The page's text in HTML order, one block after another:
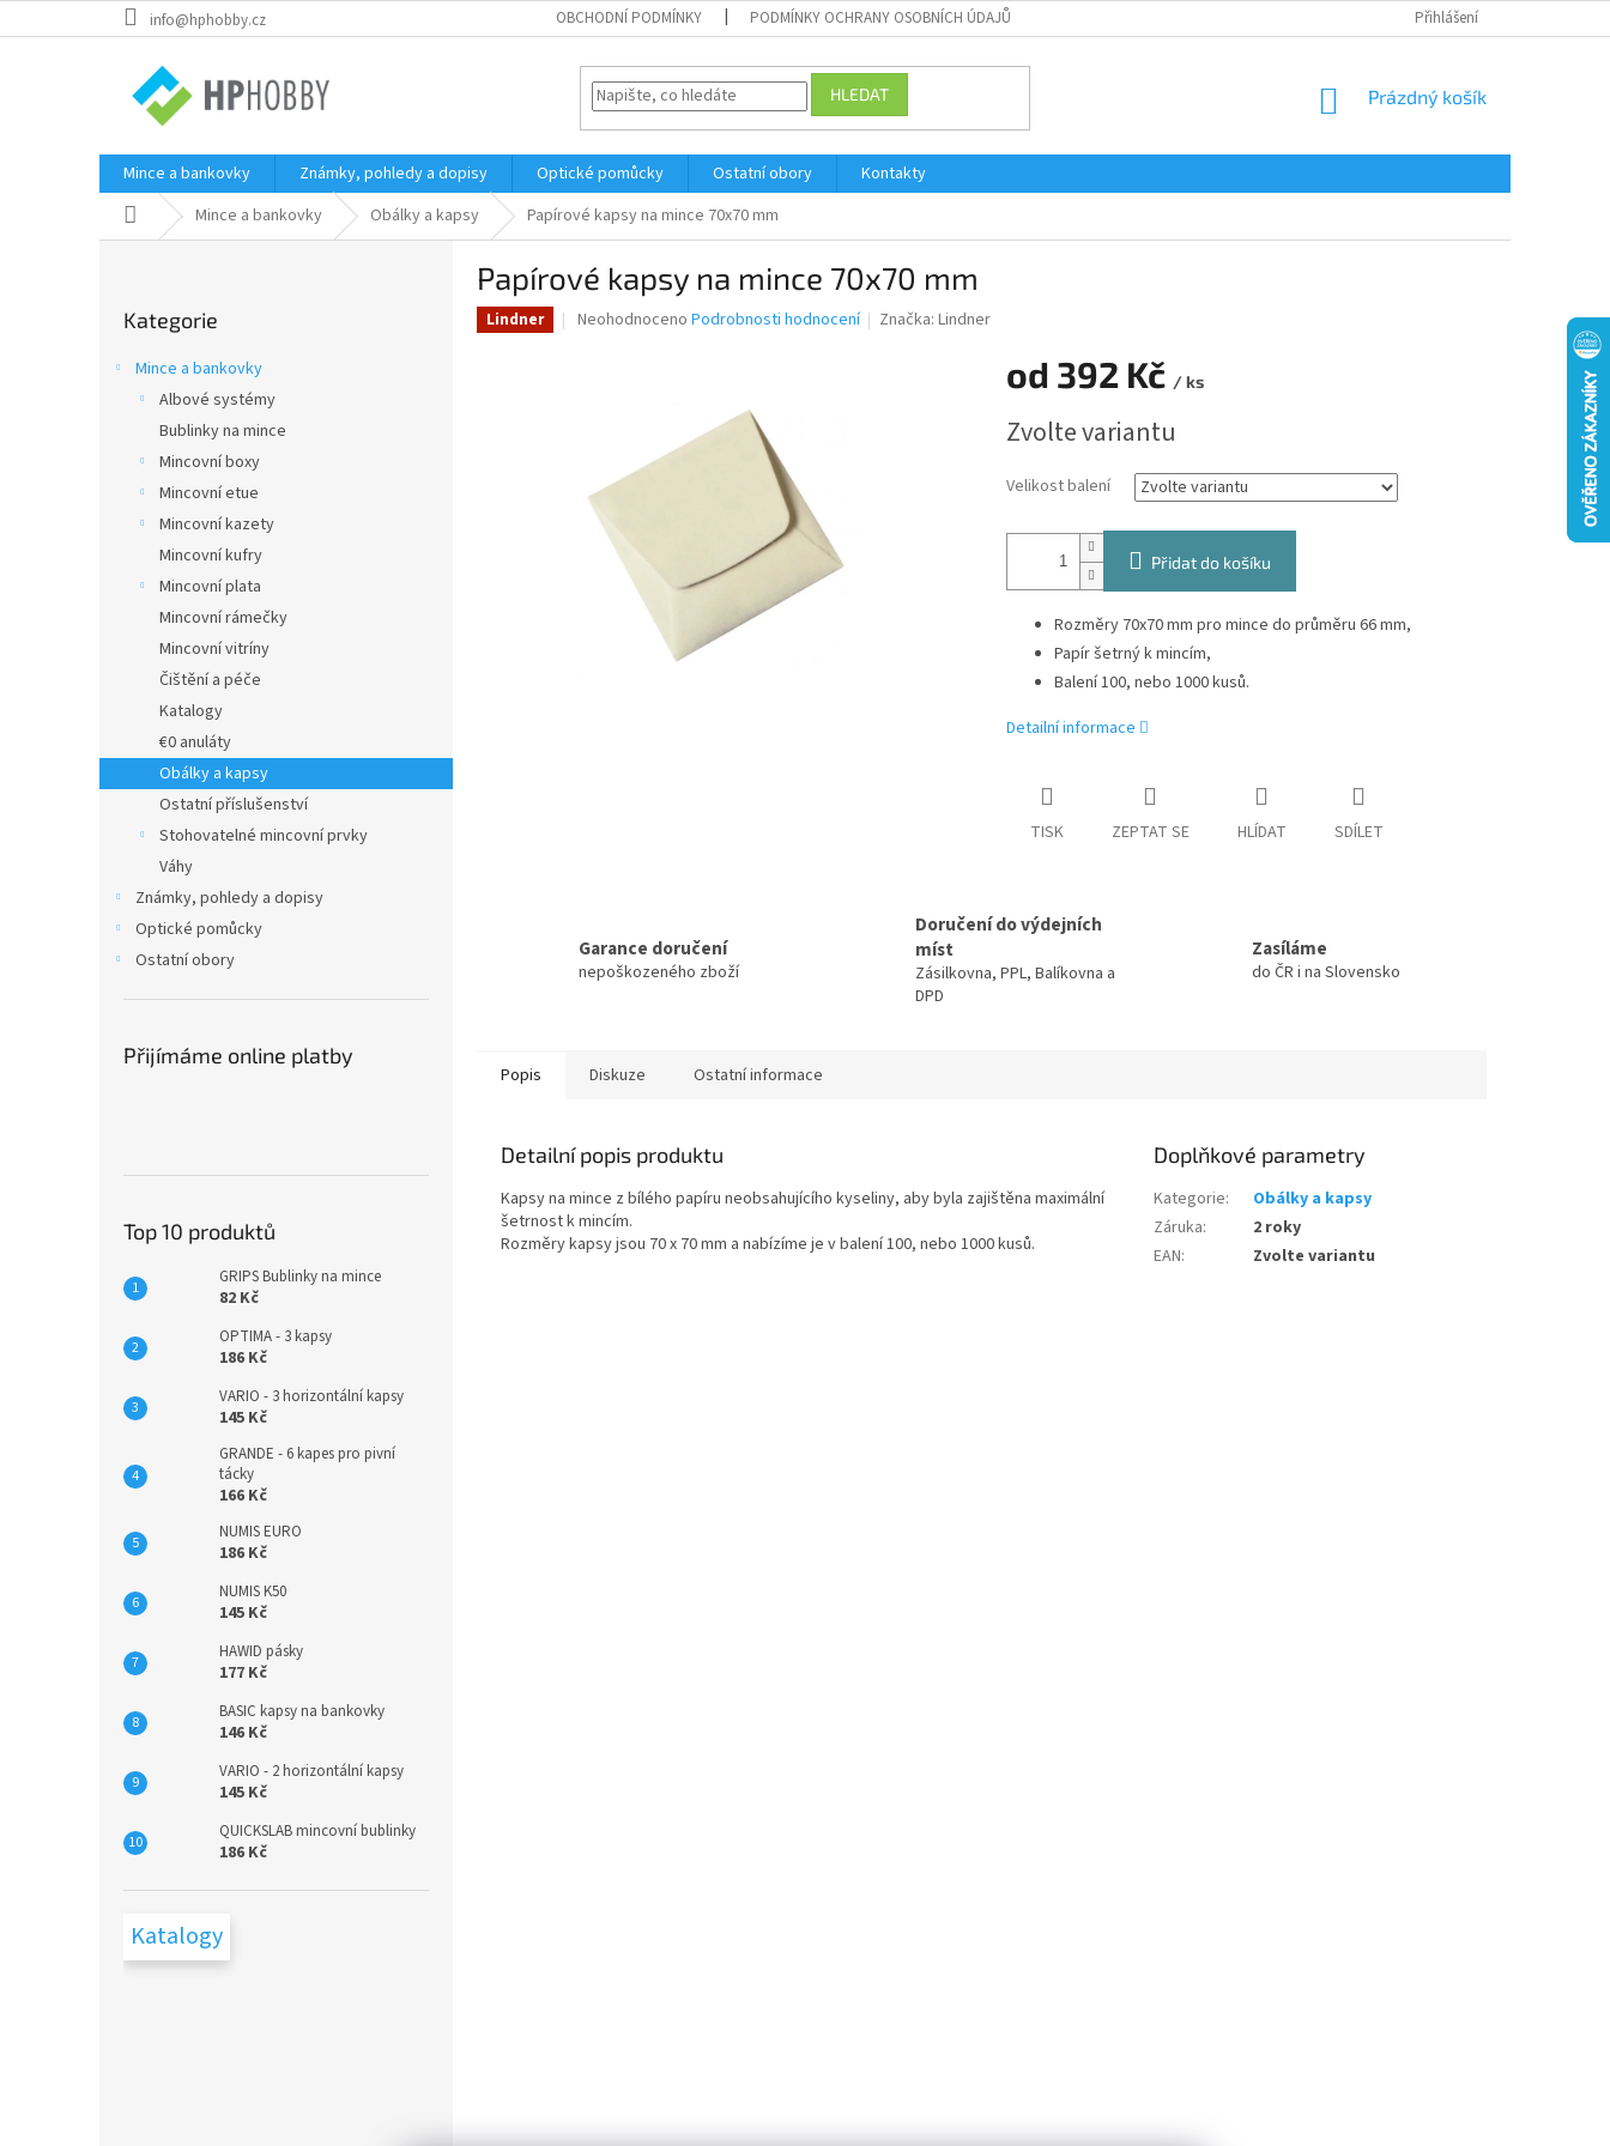
na
info@hphobby.cz OBCHODNÍ PODMÍNKY PODMÍNKY OCHRANY OSOBNÍCH ÚDAJŮ Přihlášení
HLEDAT
NÁKUPNÍ
Prázdný košík
Mince a bankovky Známky, pohledy a dopisy Optické pomůcky Ostatní obory
Kontakty
Domů Mince a bankovky Obálky a kapsy Papírové kapsy na mince 70x70 mm
kategorie
Kategorie
Mince a bankovky
Albové systémy
Bublinky na mince
Mincovní boxy
Mincovní etue
Mincovní kazety
Mincovní kufry
Mincovní plata
Mincovní rámečky
Mincovní vitríny
Čištění a péče
Katalogy
€0 anuláty
Obálky a kapsy
Ostatní příslušenství
Stohovatelné mincovní prvky
Váhy
Známky, pohledy a dopisy
Optické pomůcky
Ostatní obory
Přijímáme online platby
Top 10 produktů
GRIPS Bublinky na mince
82 Kč
OPTIMA - 3 kapsy
186 Kč
VARIO - 3 horizontální kapsy
145 Kč
GRANDE - 6 kapes pro pivní
tácky
166 Kč
NUMIS EURO
186 Kč
NUMIS K50
145 Kč
HAWID pásky
177 Kč
BASIC kapsy na bankovky
146 Kč
VARIO - 2 horizontální kapsy
145 Kč
QUICKSLAB mincovní bublinky
186 Kč
Katalogy
Papírové kapsy na mince 70x70 mm
Lindner
Průměrné
hvězdiček.
Neohodnoceno Podrobnosti hodnocení Značka:Lindner
od 392 Kč / ks
cena:
Zvolte variantu
Velikost balení
Přidat do košíku
Rozměry 70x70 mm pro mince do průměru 66 mm,
Papír šetrný k mincím,
Balení 100, nebo 1000 kusů.
Detailní informace
TISK ZEPTAT SE HLÍDAT SDÍLET
Garance doručení
nepoškozeného zboží
Doručení do výdejních
míst
Zásilkovna, PPL, Balíkovna a
DPD
Zasíláme
do ČR i na Slovensko
Popis Diskuze Ostatní informace
Detailní popis produktu
Kapsy na mince z bílého papíru neobsahujícího kyseliny, aby byla zajištěna maximální
šetrnost k mincím.
Rozměry kapsy jsou 70 x 70 mm a nabízíme je v balení 100, nebo 1000 kusů.
Doplňkové parametry
Kategorie:
Obálky a kapsy
Záruka:
2 roky
EAN: Zvolte variantu